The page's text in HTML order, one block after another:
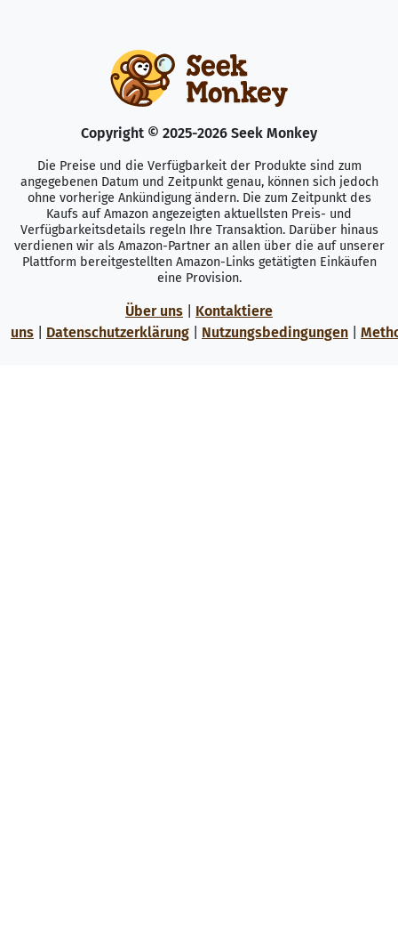
Copyright © 2025-2026 Seek Monkey
Die Preise und die Verfügbarkeit der Produkte sind zum
angegebenen Datum und Zeitpunkt genau, können sich jedoch
ohne vorherige Ankündigung ändern. Die zum Zeitpunkt des
Kaufs auf Amazon angezeigten aktuellsten Preis- und
Verfügbarkeitsdetails regeln Ihre Transaktion. Darüber hinaus
verdienen wir als Amazon-Partner an allen über die auf unserer
Plattform bereitgestellten Amazon-Links getätigten Einkäufen
eine Provision.
Über uns
Kontaktiere
uns
Datenschutzerklärung Nutzungsbedingungen